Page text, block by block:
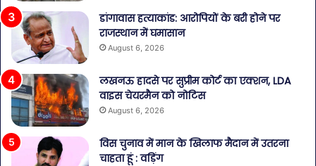
डांगावास हत्याकांड: आरोपियों के बरी होने पर
राजस्थान में घमासान
August 6, 2026
लखनऊ हादसे पर सुप्रीम कोर्ट का एक्शन, LDA
वाइस चेयरमैन को नोटिस
August 6, 2026
विस चुनाव में मान के खिलाफ मैदान में उतरना
चाहता हूं : वड़िंग